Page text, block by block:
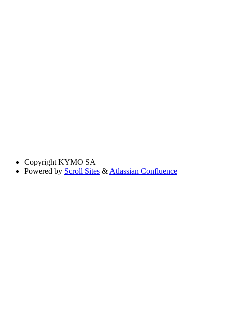
Copyright KYMO SA
Powered by Scroll Sites & Atlassian Confluence